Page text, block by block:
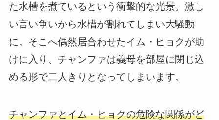
た水槽を煮ているという衝撃的な光景。激し
い言い争いから水槽が割れてしまい大騒動
に。そこへ偶然居合わせたイム・ヒョクが助
けに入り、チャンファは義母を部屋に閉じ込
める形で二人きりとなってしまいます。
チャンファとイム・ヒョクの危険な関係がど